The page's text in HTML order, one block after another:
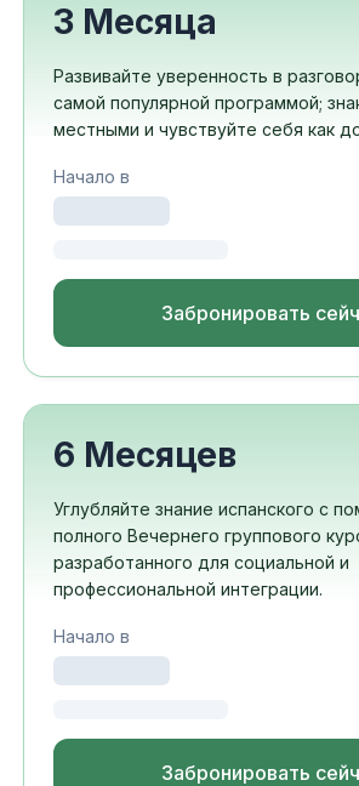
3 Месяца
Развивайте уверенность в
самой популярной программой;
местными и чувствуйте себя как
Начало в
Забронировать
6 Месяцев
Углубляйте знание испанского с
полного Вечернего группового
разработанного для социальной и
профессиональной интеграции.
Начало в
Забронировать